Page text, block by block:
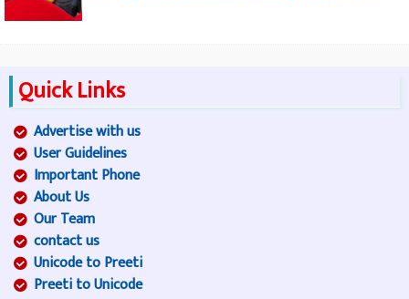
Quick Links
Advertise with us
User Guidelines
Important Phone
About Us
Our Team
contact us
Unicode to Preeti
Preeti to Unicode